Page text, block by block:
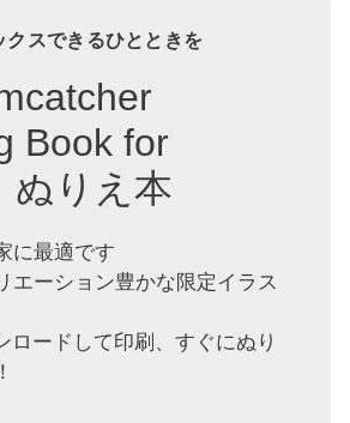
クスできるひとときを
Book for
ぬりえ本
に最適です
エーション豊かな限定イラス
ロードして印刷、すぐにぬり